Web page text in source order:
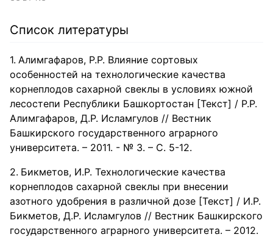
Список литературы
Алимгафаров, Р.Р. Влияние сортовых
особенностей на технологические качества
корнеплодов сахарной свеклы в условиях южной
лесостепи Республики Башкортостан [Текст] / Р.Р.
Алимгафаров, Д.Р. Исламгулов // Вестник
Башкирского государственного аграрного
университета. – 2011. - № 3. – С. 5-12.
Бикметов, И.Р. Технологические качества
корнеплодов сахарной свеклы при внесении
азотного удобрения в различной дозе [Текст] / И.Р.
Бикметов, Д.Р. Исламгулов // Вестник Башкирского
государственного аграрного университета. – 2012.